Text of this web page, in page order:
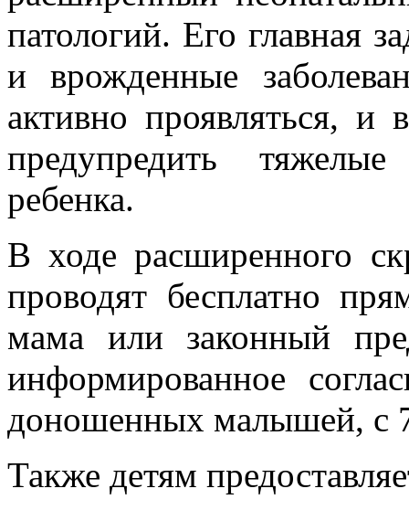
патологий. Его главная
и врожденные
активно проявляться, и
предупредить
ребенка.
В ходе расширенного
проводят бесплатно
мама или законный
информированное
доношенных малышей, с
Также детям